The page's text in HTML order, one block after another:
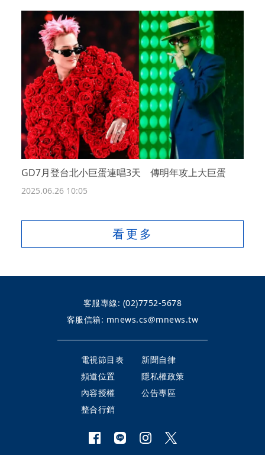
GD7月登台北小巨蛋連唱3天 傳明年攻上大巨蛋
2025.06.26 10:05
看更多
客服專線: (02)7752-5678
客服信箱: mnews.cs@mnews.tw
電視節目表
新聞自律
頻道位置
隱私權政策
內容授權
公告專區
整合行銷